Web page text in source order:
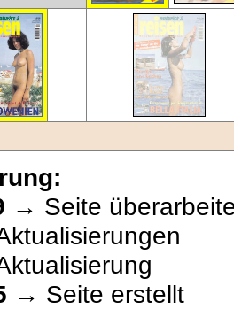
→ Seite
→ Seite erstellt